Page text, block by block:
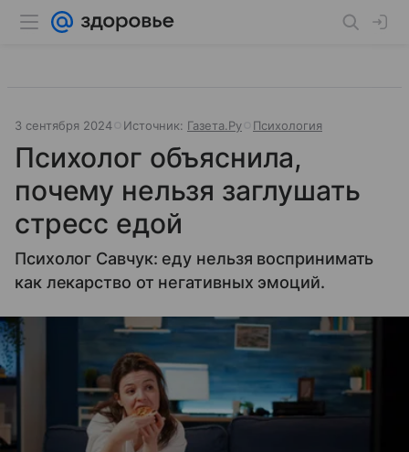
3 сентября 2024 Источник: Газета.Ру Психология
Психолог объяснила,
почему нельзя заглушать
стресс едой
Психолог Савчук: еду нельзя воспринимать
как лекарство от негативных эмоций.